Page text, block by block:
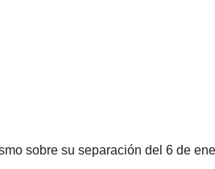
sobre su separación del 6 de